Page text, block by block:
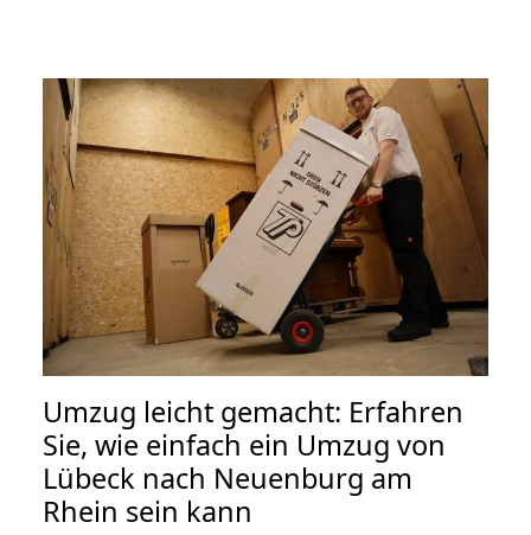
Umzug leicht gemacht: Erfahren
Sie, wie einfach ein Umzug von
Lübeck nach Neuenburg am
Rhein sein kann